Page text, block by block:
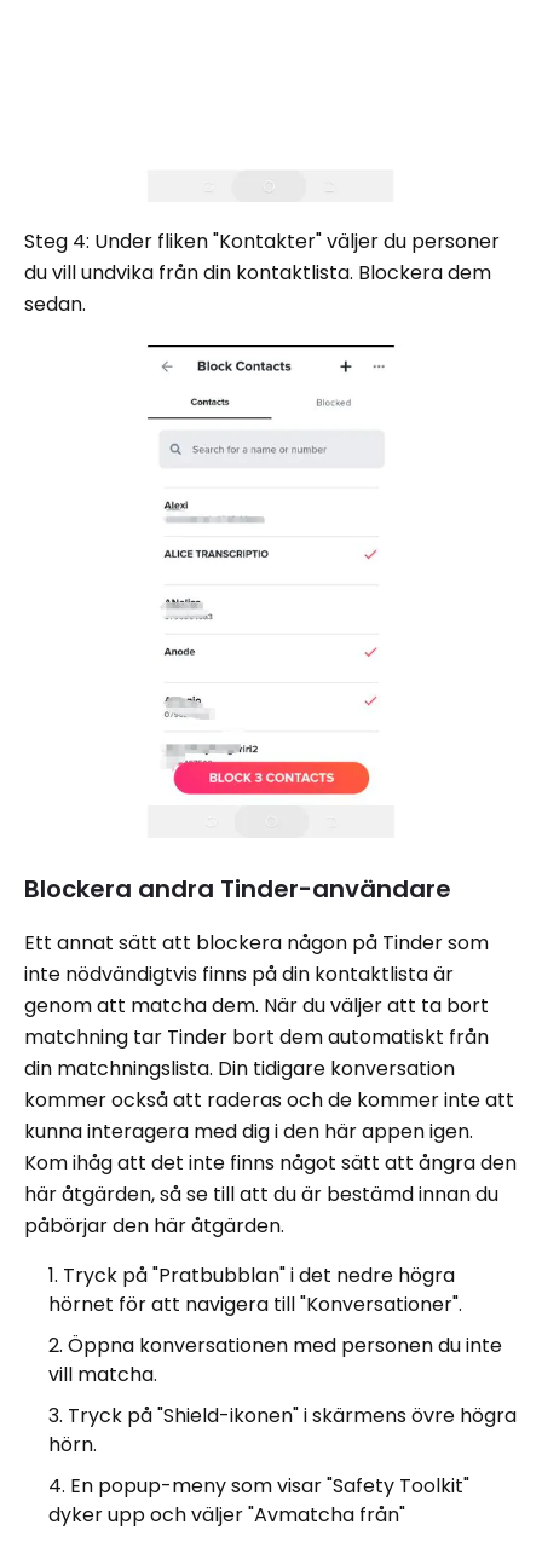
Steg 4: Under fliken "Kontakter" väljer du personer
du vill undvika från din kontaktlista. Blockera dem
sedan.
Blockera andra Tinder-användare
Ett annat sätt att blockera någon på Tinder som
inte nödvändigtvis finns på din kontaktlista är
genom att matcha dem. När du väljer att ta bort
matchning tar Tinder bort dem automatiskt från
din matchningslista. Din tidigare konversation
kommer också att raderas och de kommer inte att
kunna interagera med dig i den här appen igen.
Kom ihåg att det inte finns något sätt att ångra den
här åtgärden, så se till att du är bestämd innan du
påbörjar den här åtgärden.
Tryck på "Pratbubblan" i det nedre högra
hörnet för att navigera till "Konversationer".
Öppna konversationen med personen du inte
vill matcha.
Tryck på "Shield-ikonen" i skärmens övre högra
hörn.
En popup-meny som visar "Safety Toolkit"
dyker upp och väljer "Avmatcha från"